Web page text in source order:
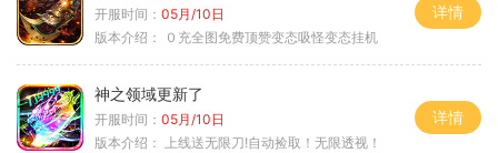
开服时间： 05月/10日
版本介绍：
０充全图免费顶赞变态吸怪变态挂机
详情
神之领域更新了
开服时间： 05月/10日
版本介绍：
上线送无限刀!自动捡取！无限透视！
详情